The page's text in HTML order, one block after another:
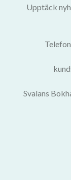
Upptäck
Svalans